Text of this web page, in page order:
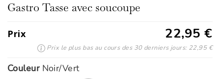
Gastro Tasse avec soucoupe
Prix 22,95 €
Prix le plus bas au cours des 30 derniers jours: 22,95 €
Couleur Noir/Vert